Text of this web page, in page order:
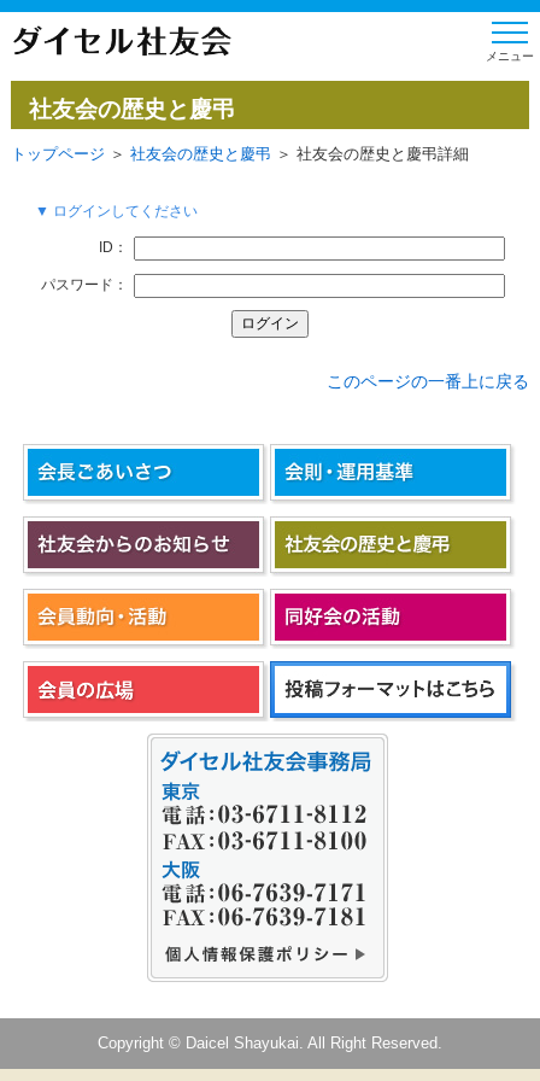
社友会の歴史と慶弔
トップページ ＞ 社友会の歴史と慶弔 ＞ 社友会の歴史と慶弔詳細
▼ ログインしてください
ID：
パスワード：
このページの一番上に戻る
Copyright © Daicel Shayukai. All Right Reserved.